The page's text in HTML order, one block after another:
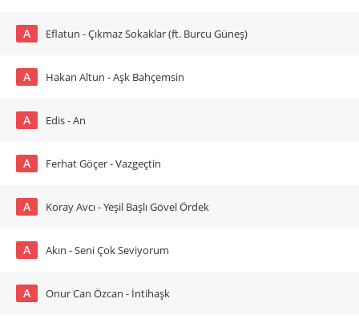
A Eflatun - Çıkmaz Sokaklar (ft. Burcu Güneş)
A Hakan Altun - Aşk Bahçemsin
A Edis - An
A Ferhat Göçer - Vazgeçtin
A Koray Avcı - Yeşil Başlı Gövel Ördek
A Akın - Seni Çok Seviyorum
A Onur Can Özcan - İntihaşk